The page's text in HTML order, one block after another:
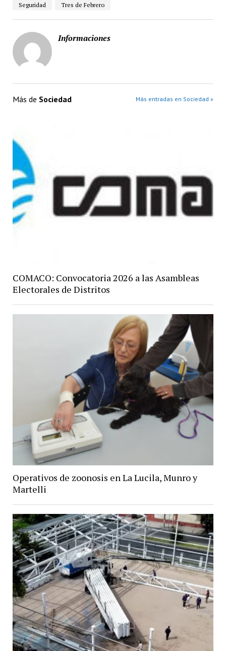
Seguridad Tres de Febrero
Informaciones
Más de Sociedad Más entradas en Sociedad »
COMACO: Convocatoria 2026 a las Asambleas
Electorales de Distritos
Operativos de zoonosis en La Lucila, Munro y
Martelli